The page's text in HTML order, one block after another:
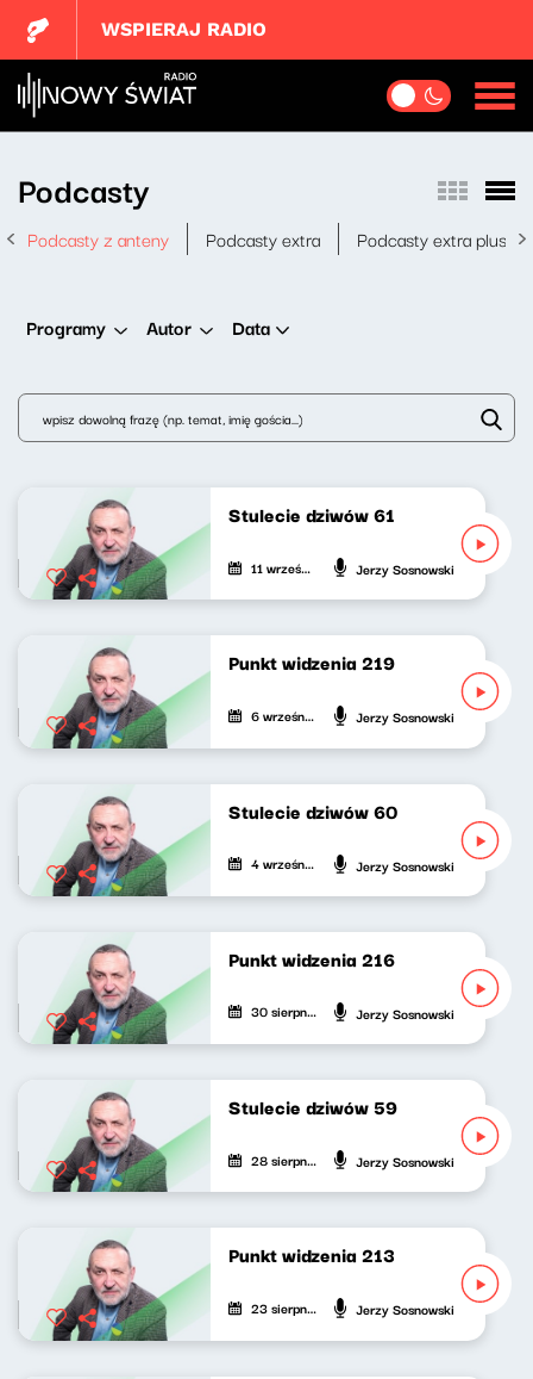
WSPIERAJ RADIO
Podcasty
Podcasty z anteny Podcasty extra Podcasty extra plus
Programy Autor Data
Stulecie dziwów 61
11 września 2021 Jerzy Sosnowski
Punkt widzenia 219
6 września 2021 Jerzy Sosnowski
Stulecie dziwów 60
4 września 2021 Jerzy Sosnowski
Punkt widzenia 216
30 sierpnia 2021 Jerzy Sosnowski
Stulecie dziwów 59
28 sierpnia 2021 Jerzy Sosnowski
Punkt widzenia 213
23 sierpnia 2021 Jerzy Sosnowski